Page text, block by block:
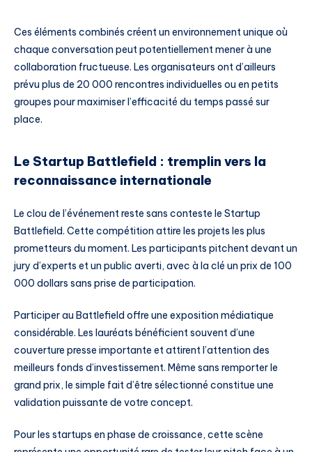
Ces éléments combinés créent un environnement unique où
chaque conversation peut potentiellement mener à une
collaboration fructueuse. Les organisateurs ont d’ailleurs
prévu plus de 20 000 rencontres individuelles ou en petits
groupes pour maximiser l’efficacité du temps passé sur
place.
Le Startup Battlefield : tremplin vers la
reconnaissance internationale
Le clou de l’événement reste sans conteste le Startup
Battlefield. Cette compétition attire les projets les plus
prometteurs du moment. Les participants pitchent devant un
jury d’experts et un public averti, avec à la clé un prix de 100
000 dollars sans prise de participation.
Participer au Battlefield offre une exposition médiatique
considérable. Les lauréats bénéficient souvent d’une
couverture presse importante et attirent l’attention des
meilleurs fonds d’investissement. Même sans remporter le
grand prix, le simple fait d’être sélectionné constitue une
validation puissante de votre concept.
Pour les startups en phase de croissance, cette scène